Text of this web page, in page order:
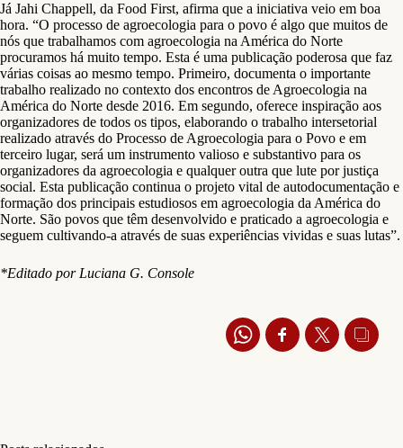
Já Jahi Chappell, da Food First, afirma que a iniciativa veio em boa
hora. “O processo de agroecologia para o povo é algo que muitos de
nós que trabalhamos com agroecologia na América do Norte
procuramos há muito tempo. Esta é uma publicação poderosa que faz
várias coisas ao mesmo tempo. Primeiro, documenta o importante
trabalho realizado no contexto dos encontros de Agroecologia na
América do Norte desde 2016. Em segundo, oferece inspiração aos
organizadores de todos os tipos, elaborando o trabalho intersetorial
realizado através do Processo de Agroecologia para o Povo e em
terceiro lugar, será um instrumento valioso e substantivo para os
organizadores da agroecologia e qualquer outra que lute por justiça
social. Esta publicação continua o projeto vital de autodocumentação e
formação dos principais estudiosos em agroecologia da América do
Norte. São povos que têm desenvolvido e praticado a agroecologia e
seguem cultivando-a através de suas experiências vividas e suas lutas”.
*Editado por Luciana G. Console